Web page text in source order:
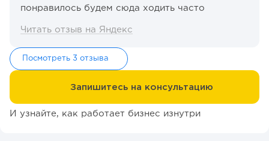
понравилось будем сюда ходить часто
Читать отзыв на Яндекс
Посмотреть 3 отзыва
Запишитесь на консультацию
И узнайте, как работает бизнес изнутри